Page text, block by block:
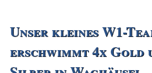
Unser kleines W1-
erschwimmt 4x Gold